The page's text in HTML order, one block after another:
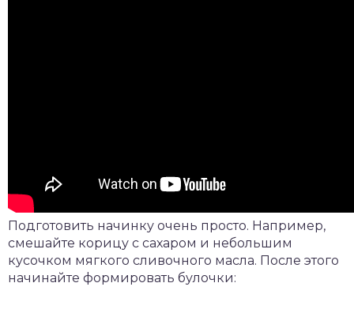
Подготовить начинку очень просто. Например,
смешайте корицу с сахаром и небольшим
кусочком мягкого сливочного масла. После этого
начинайте формировать булочки: